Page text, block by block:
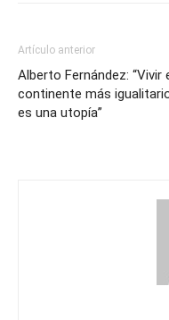
Artículo anterior
Alberto Fernández: “Vivir
continente más
es una utopía”